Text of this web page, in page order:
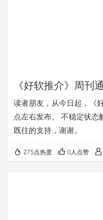
《好软推介》周刊
读者朋友，从今日起，《
点左右发布。 不稳定状态
既往的支持，谢谢。
275点热度 0人点赞